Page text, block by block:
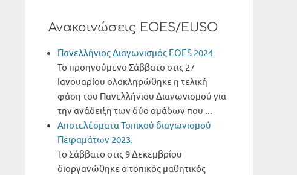
Ανακοινώσεις EOES/EUSO
Πανελλήνιος Διαγωνισμός ΕΟΕS 2024
Το προηγούμενο Σάββατο στις 27
Ιανουαρίου ολοκληρώθηκε η τελική
φάση του Πανελλήνιου Διαγωνισμού για
την ανάδειξη των δύο ομάδων που ...
Αποτελέσματα Τοπικού διαγωνισμού
Πειραμάτων 2023.
Το Σάββατο στις 9 Δεκεμβρίου
διοργανώθηκε ο τοπικός μαθητικός